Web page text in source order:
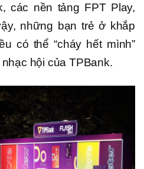
các nền tảng FPT Play,
những bạn trẻ ở khắp
có thể “cháy hết mình”
hội của TPBank.